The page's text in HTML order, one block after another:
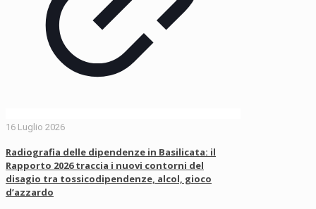
16 Luglio 2026
Radiografia delle dipendenze in Basilicata: il
Rapporto 2026 traccia i nuovi contorni del
disagio tra tossicodipendenze, alcol, gioco
d’azzardo